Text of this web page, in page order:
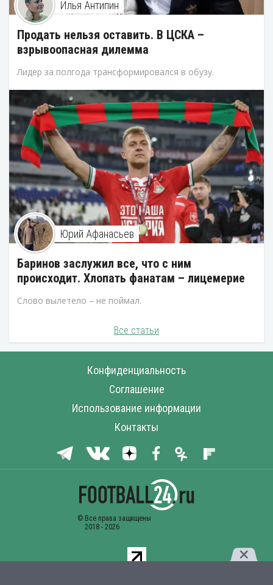
Илья Антипин
Продать нельзя оставить. В ЦСКА –
взрывоопасная дилемма
Лидер за полгода трансформировался в обузу.
Юрий Афанасьев
Баринов заслужил все, что с ним
происходит. Хлопать фанатам – лицемерие
Слово вылетело – не поймал.
Все статьи
Конфиденциальность
Соглашение
Использование информации
Контакты